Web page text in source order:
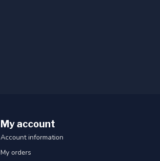
My account
Account information
My orders